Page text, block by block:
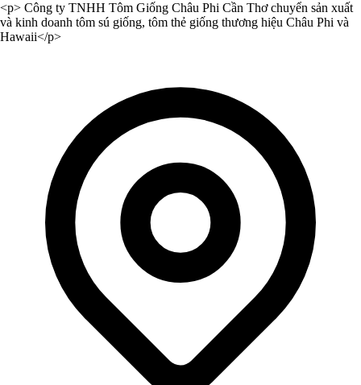
<p> Công ty TNHH Tôm Giống Châu Phi Cần Thơ chuyển sản xuất
và kinh doanh tôm sú giống, tôm thẻ giống thương hiệu Châu Phi và
Hawaii</p>